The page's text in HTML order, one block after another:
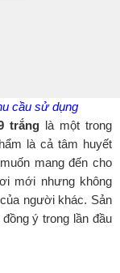
cầu sử dụng
trắnglà một trong
là cả tâm huyết
mang đến cho
mới nhưng không
người khác. Sản
ý trong lần đầu